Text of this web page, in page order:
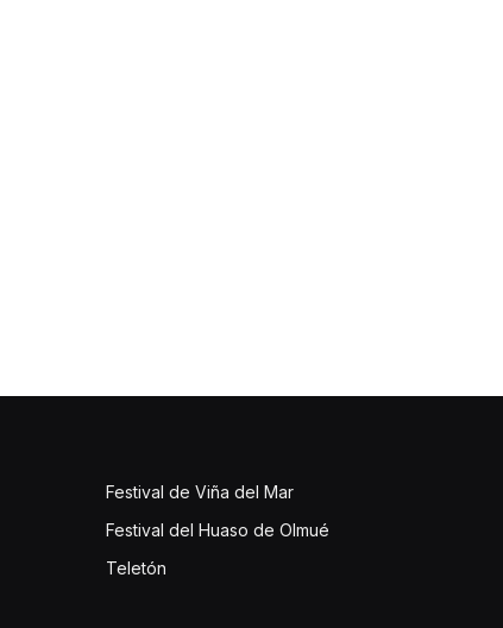
Festival de Viña del Mar
Festival del Huaso de Olmué
Teletón